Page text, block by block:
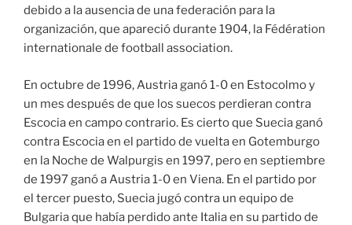
debido a la ausencia de una federación para la
organización, que apareció durante 1904, la Fédération
internationale de football association.
En octubre de 1996, Austria ganó 1-0 en Estocolmo y
un mes después de que los suecos perdieran contra
Escocia en campo contrario. Es cierto que Suecia ganó
contra Escocia en el partido de vuelta en Gotemburgo
en la Noche de Walpurgis en 1997, pero en septiembre
de 1997 ganó a Austria 1-0 en Viena. En el partido por
el tercer puesto, Suecia jugó contra un equipo de
Bulgaria que había perdido ante Italia en su partido de